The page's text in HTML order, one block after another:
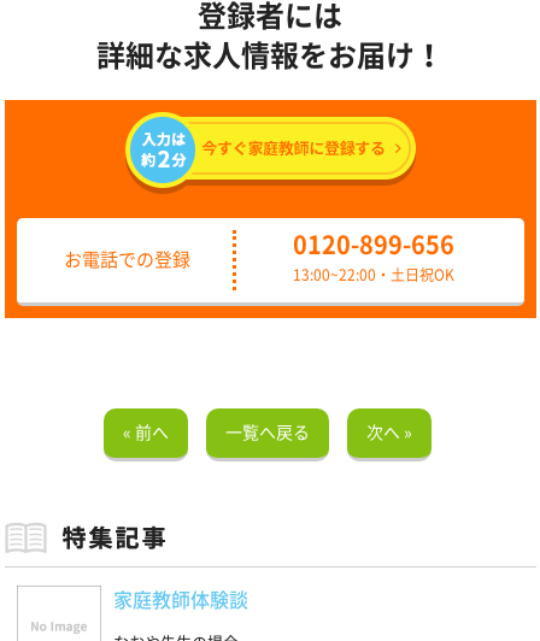
登録者には
詳細な求人情報をお届け！
お電話での登録
0120-899-656
13:00~22:00・土日祝OK
« 前へ 一覧へ戻る 次へ »
家庭教師体験談